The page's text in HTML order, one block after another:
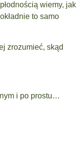
wiemy, jak
to samo
zrozumieć, skąd
i po prostu…